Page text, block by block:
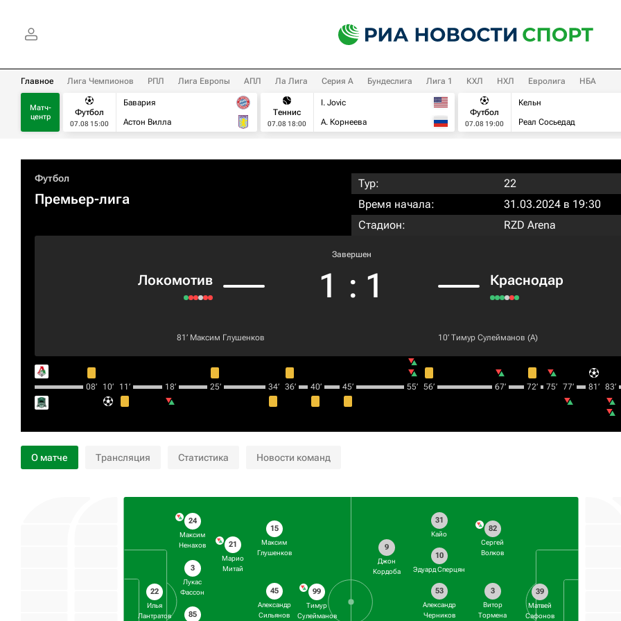
Главное Лига Чемпионов РПЛ Лига Европы АПЛ Ла Лига Серия А Бундеслига Лига 1 КХЛ НХЛ Евролига НБА
Матч-
центр
Футбол
07.08 15:00
Бавария
Астон Вилла
Теннис
07.08 18:00
I. Jovic
А. Корнеева
Футбол
07.08 19:00
Кельн
Реал Сосьедад
Футбол
Премьер-лига
Тур:
22
Время начала:
31.03.2024 в 19:30
Стадион:
RZD Arena
Локомотив
Завершен
1 : 1 Краснодар
81‎’‎ Максим Глушенков 10‎’‎ Тимур Сулейманов (А)
08‎’‎ 10‎’‎ 11‎’‎ 18‎’‎ 25‎’‎ 34‎’‎ 36‎’‎ 40‎’‎ 45‎’‎ 55‎’‎ 56‎’‎ 67‎’‎ 72‎’‎ 75‎’‎ 77‎’‎ 81‎’‎ 83‎’‎
О матче Трансляция Статистика Новости команд
22
Илья
Лантратов
24
Максим
Ненахов
3
Лукас
Фассон
85
21
Марио
Митай
15
Максим
Глушенков
45
Александр
Сильянов
99
Тимур
Сулейманов
39
Матвей
Сафонов
82
Сергей
Волков
3
Витор
Тормена
31
Кайо
10
Эдуард Сперцян
53
Александр
Черников
9
Джон
Кордоба